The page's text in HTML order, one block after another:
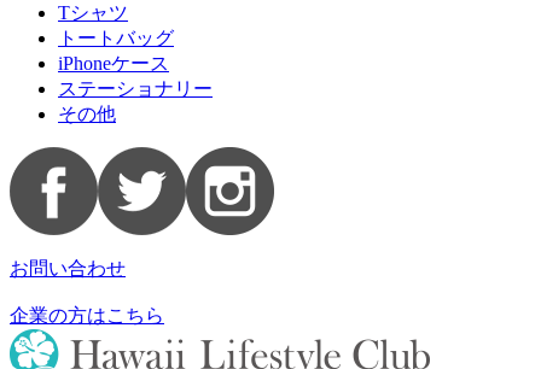
Tシャツ
トートバッグ
iPhoneケース
ステーショナリー
その他
お問い合わせ
企業の方はこちら